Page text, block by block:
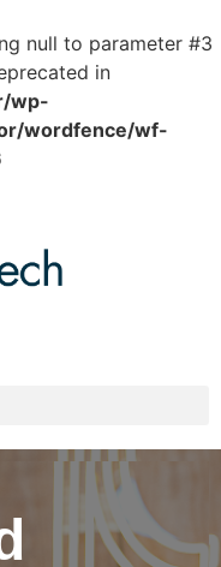
null to parameter #3
in
wp-
wordfence/wf-